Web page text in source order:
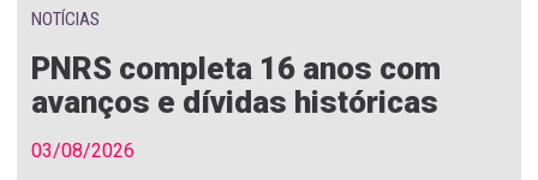
NOTÍCIAS
PNRS completa 16 anos com
avanços e dívidas históricas
03/08/2026